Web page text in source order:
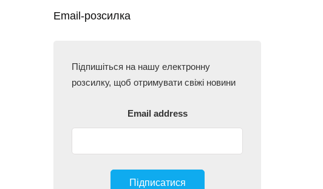
Email-розсилка
Підпишіться на нашу електронну
розсилку, щоб отримувати свіжі новини
Email address